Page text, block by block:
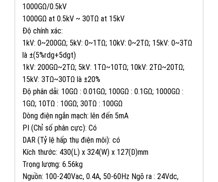
1000GΩ/0.5kV
1000GΩ at 0.5kV ~ 30TΩ at 15kV
Độ chính xác:
1kV: 0~200GΩ; 5kV: 0~1TΩ; 10kV: 0~2TΩ; 15kV: 0~3TΩ
là ±(5%rdg+5dgt)
1kV: 200GΩ~2TΩ; 5kV: 1TΩ~10TΩ; 10kV: 2TΩ~20TΩ;
15kV: 3TΩ~30TΩ là ±20%
Độ phân dải: 10GΩ : 0.01GΩ; 100GΩ : 0.1GΩ; 1000GΩ :
1GΩ; 10TΩ : 10GΩ; 30TΩ : 100GΩ
Dòng điện ngắn mạch: lên đến 5mA
PI (Chỉ số phân cực): Có
DAR (Tỷ lệ hấp thụ điện môi): có
Kích thước: 430(L) x 324(W) x 127(D)mm
Trọng lượng: 6.56kg
Nguồn: 100-240Vac, 0.4A, 50-60Hz Ngõ ra : 24Vdc,